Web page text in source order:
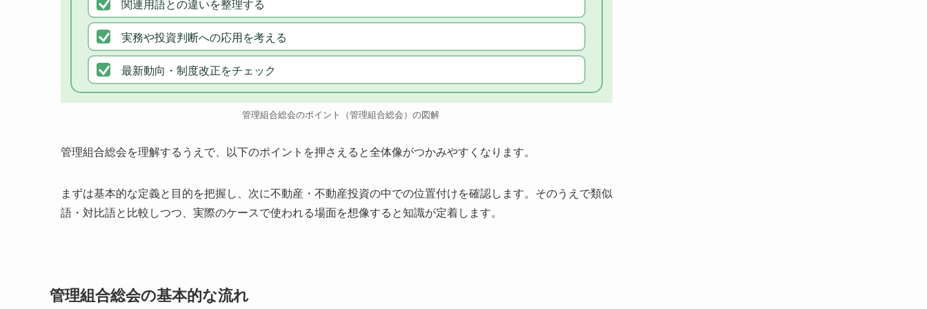
関連用語との違いを整理する
実務や投資判断への応用を考える
最新動向・制度改正をチェック
管理組合総会のポイント（管理組合総会）の図解
管理組合総会を理解するうえで、以下のポイントを押さえると全体像がつかみやすくなります。
まずは基本的な定義と目的を把握し、次に不動産・不動産投資の中での位置付けを確認します。そのうえで類似
語・対比語と比較しつつ、実際のケースで使われる場面を想像すると知識が定着します。
管理組合総会の基本的な流れ